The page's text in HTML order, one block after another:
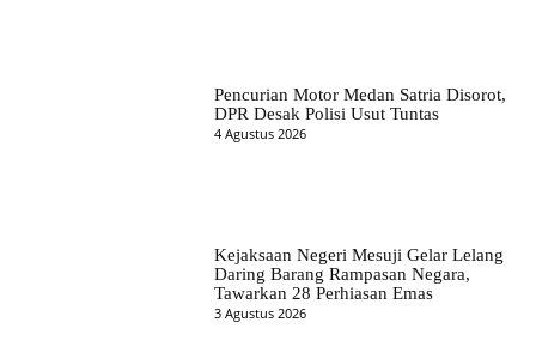
Pencurian Motor Medan Satria Disorot,
DPR Desak Polisi Usut Tuntas
4 Agustus 2026
Kejaksaan Negeri Mesuji Gelar Lelang
Daring Barang Rampasan Negara,
Tawarkan 28 Perhiasan Emas
3 Agustus 2026